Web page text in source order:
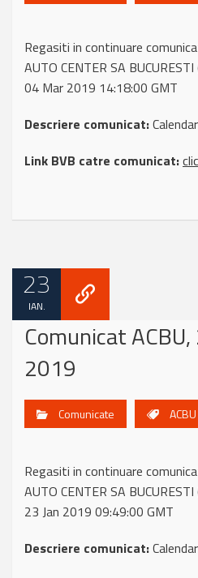
Regasiti in continuare
AUTO CENTER SA
04 Mar 2019 14:18:00 GMT
Descriere comunicat:
Link BVB catre comunicat:
23
IAN.
Comunicat
2019
Comunicate ACBU
Regasiti in continuare
AUTO CENTER SA
23 Jan 2019 09:49:00 GMT
Descriere comunicat: